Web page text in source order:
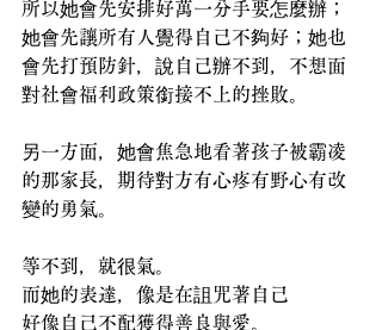
所以她會先安排好萬一分手要怎麼辦；
她會先讓所有人覺得自己不夠好；她也
會先打預防針，說自己辦不到，不想面
對社會福利政策銜接不上的挫敗。
另一方面，她會焦急地看著孩子被霸凌
的那家長，期待對方有心疼有野心有改
變的勇氣。
等不到，就很氣。
而她的表達，像是在詛咒著自己
好像自己不配獲得善良與愛。